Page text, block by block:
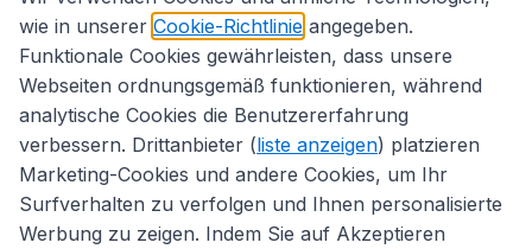
wie in unserer Cookie-Richtlinie angegeben.
Funktionale Cookies gewährleisten, dass unsere
Webseiten ordnungsgemäß funktionieren, während
analytische Cookies die Benutzererfahrung
verbessern. Drittanbieter (liste anzeigen) platzieren
Marketing-Cookies und andere Cookies, um Ihr
Surfverhalten zu verfolgen und Ihnen personalisierte
Werbung zu zeigen. Indem Sie auf Akzeptieren